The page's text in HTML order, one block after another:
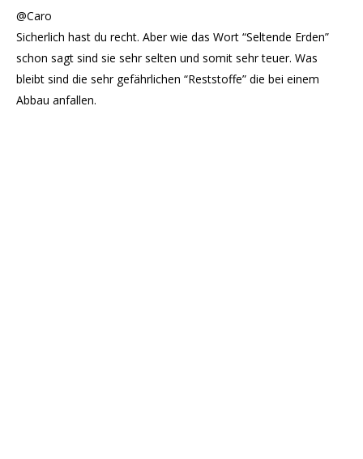
@Caro
Sicherlich hast du recht. Aber wie das Wort “Seltende Erden”
schon sagt sind sie sehr selten und somit sehr teuer. Was
bleibt sind die sehr gefährlichen “Reststoffe” die bei einem
Abbau anfallen.